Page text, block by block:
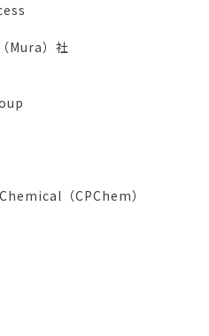
）社
（CPChem）